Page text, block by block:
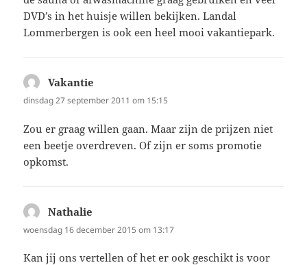
DVD’s in het huisje willen bekijken. Landal
Lommerbergen is ook een heel mooi vakantiepark.
Vakantie
dinsdag 27 september 2011 om 15:15
Zou er graag willen gaan. Maar zijn de prijzen niet
een beetje overdreven. Of zijn er soms promotie
opkomst.
Nathalie
woensdag 16 december 2015 om 13:17
Kan jij ons vertellen of het er ook geschikt is voor